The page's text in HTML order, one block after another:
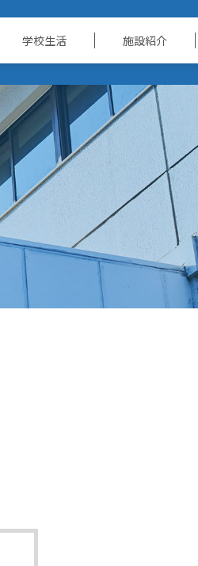
学校生活 施設紹介